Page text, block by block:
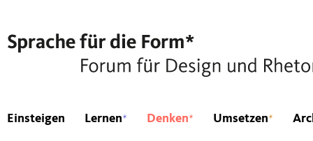
Einsteigen Lernen* Denken* Umsetzen*